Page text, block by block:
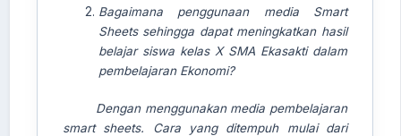
Bagaimana penggunaan media Smart
Sheets sehingga dapat meningkatkan hasil
belajar siswa kelas X SMA Ekasakti dalam
pembelajaran Ekonomi?
Dengan menggunakan media pembelajaran
smart sheets. Cara yang ditempuh mulai dari